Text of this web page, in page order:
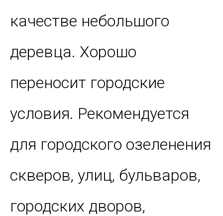
качестве небольшого
деревца. Хорошо
переносит городские
условия. Рекомендуется
для городского озеленения
скверов, улиц, бульваров,
городских дворов,